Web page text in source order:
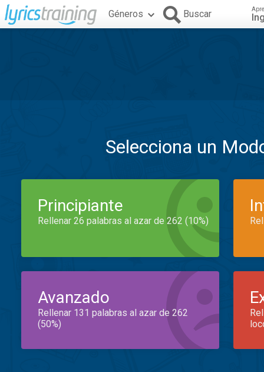
Géneros Buscar
Selecciona un
Principiante
Rellenar 26 palabras al azar de 262 (10%)
Avanzado
Rellenar 131 palabras al azar de 262
(50%)